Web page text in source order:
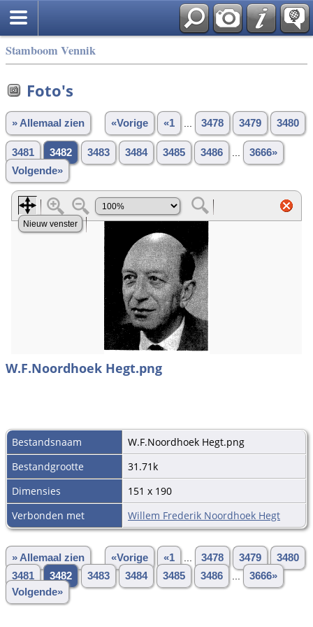
Stamboom Vennik
Foto's
» Allemaal zien «Vorige «1 3478 3479 3480
3481 3482 3483 3484 3485 3486
3666»
Volgende»
W.F.Noordhoek Hegt.png
Bestandsnaam
W.F.Noordhoek Hegt.png
Bestandgrootte
31.71k
Dimensies
151 x 190
Verbonden met
Willem Frederik Noordhoek Hegt
» Allemaal zien «Vorige «1 3478 3479
3480
3481
3482 3483 3484 3485 3486
3666»
Volgende»